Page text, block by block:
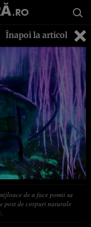
Înapoi la articol
de a face pomii sa
post de corpuri naturale